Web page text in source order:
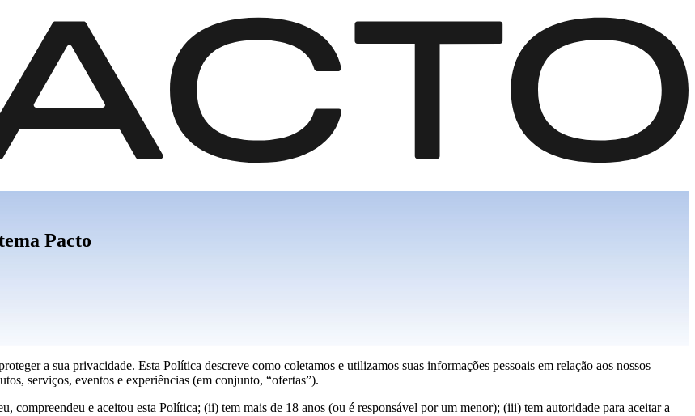
Pacto
a sua privacidade. Esta Política descreve como coletamos e utilizamos suas informações pessoais em relação aos nossos
serviços, eventos e experiências (em conjunto, “ofertas”).
compreendeu e aceitou esta Política; (ii) tem mais de 18 anos (ou é responsável por um menor); (iii) tem autoridade para aceitar a